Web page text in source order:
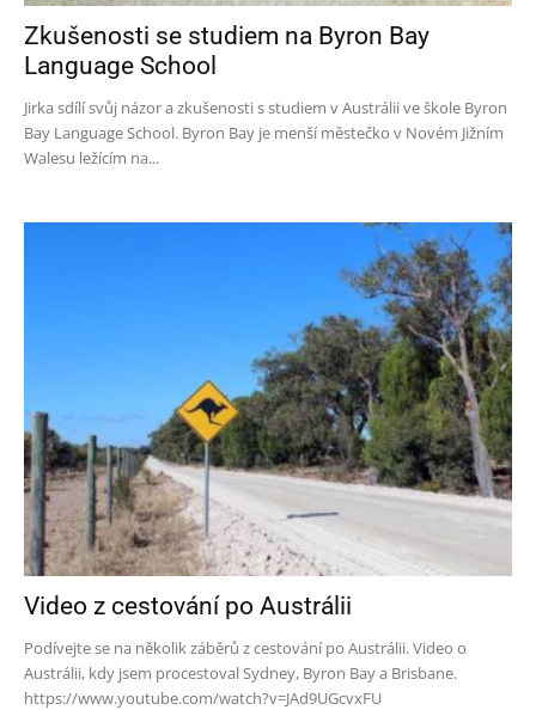
Zkušenosti se studiem na Byron Bay
Language School
Jirka sdílí svůj názor a zkušenosti s studiem v Austrálii ve škole Byron
Bay Language School. Byron Bay je menší městečko v Novém Jižním
Walesu ležícím na...
Video z cestování po Austrálii
Podívejte se na několik záběrů z cestování po Austrálii. Video o
Austrálii, kdy jsem procestoval Sydney, Byron Bay a Brisbane.
https://www.youtube.com/watch?v=JAd9UGcvxFU